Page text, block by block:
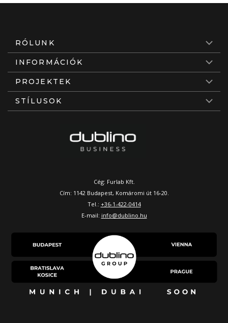
RÓLUNK
INFORMÁCIÓK
PROJEKTEK
STÍLUSOK
Cég: Furlab Kft.
Cím: 1142 Budapest, Komáromi út 16-20.
Tel.: +36-1-422-0414
E-mail: info@dublino.hu